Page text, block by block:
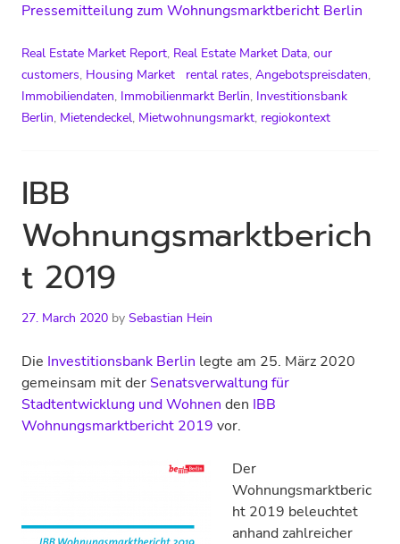
Pressemitteilung zum Wohnungsmarktbericht Berlin
Real Estate Market Report, Real Estate Market Data, our
customers, Housing Market rental rates, Angebotspreisdaten,
Immobiliendaten, Immobilienmarkt Berlin, Investitionsbank
Berlin, Mietendeckel, Mietwohnungsmarkt, regiokontext
IBB
Wohnungsmarktberich
t 2019
27. March 2020 by Sebastian Hein
Die Investitionsbank Berlin legte am 25. März 2020
gemeinsam mit der Senatsverwaltung für
Stadtentwicklung und Wohnen den IBB
Wohnungsmarktbericht 2019 vor.
Der
Wohnungsmarktberic
ht 2019 beleuchtet
anhand zahlreicher